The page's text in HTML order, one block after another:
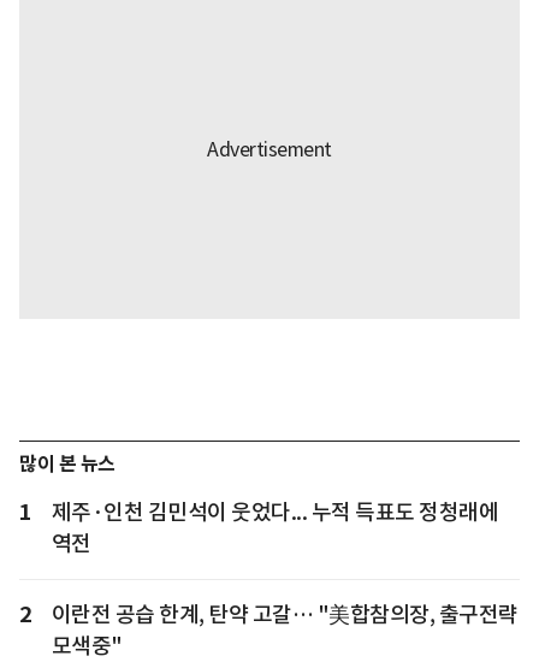
많이 본 뉴스
1
제주·인천 김민석이 웃었다... 누적 득표도 정청래에
역전
2
이란전 공습 한계, 탄약 고갈… "美합참의장, 출구전략
모색중"